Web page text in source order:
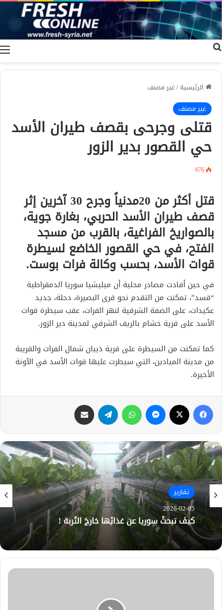
الرئيسية/غير مصنف
غير مصنف
قتلى وجرحى بقصف طيران الأسد
حي القصور بدير الزور
676
قتل أكثر من 20مدنياً وجرح 30 آخرين إثر
قصف طيران الأسد الحربي، بغارة جوية،
بالصواريخ الفراغية، بالقرب من مسجد
الفتح، في حي القصور الخاضع لسيطرة
قوات الأسد، بحسب وكالة فرات بوست.
في حين أفادت مصادر محلية أن ميليشيا سوريا الدمقراطية
“قسد”، تمكنت من التقدم نحو قرى البصيرة، دحلة، جديد
عكيدات، على الضفة الشرقية لنهر الفرات، عقب سيطرة قوات
الأسد على قرية خشام بالريف الشرقي لمدينة دير الزور.
كما تمكنت من السيطرة على قرية ذيبان شمال الفرات والقريبة
من مدينة الميادين، التي سيطرت عليها قوات الأسد في الآونة
الأخيرة.
فيسبوك ماسنجر واتساب تيلقرام
تقارير
2026-02-05
كيفَ تبحثُ سوريا عن غذائِها خارجَ التُربة !